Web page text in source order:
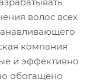
волос всех
компания
и эффективно
обогащено